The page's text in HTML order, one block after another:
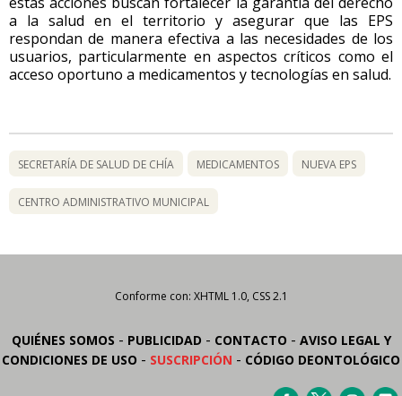
a la salud en el territorio y asegurar que las EPS
respondan de manera efectiva a las necesidades de los
usuarios, particularmente en aspectos críticos como el
acceso oportuno a medicamentos y tecnologías en salud.
SECRETARÍA DE SALUD DE CHÍA MEDICAMENTOS NUEVA EPS
CENTRO ADMINISTRATIVO MUNICIPAL
Conforme con: XHTML 1.0, CSS 2.1
QUIÉNES SOMOS - PUBLICIDAD - CONTACTO - AVISO LEGAL Y
CONDICIONES DE USO - SUSCRIPCIÓN - CÓDIGO DEONTOLÓGICO